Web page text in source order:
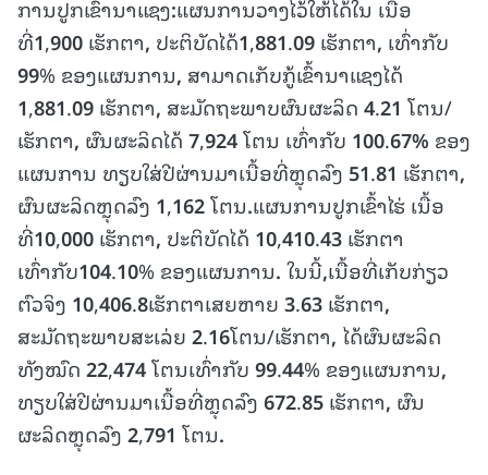
ການປູກເຂົ້ານາແຊງ:ແຜນການວາງໄວ້ໃຫ້ໄດ້ໃນ ເນື້ອ
ທີ່1,900 ເຮັກຕາ, ປະຕິບັດໄດ້1,881.09 ເຮັກຕາ, ເທົ່າກັບ
99% ຂອງແຜນການ, ສາມາດເກັບກູ້ເຂົ້ານາແຊງໄດ້
1,881.09 ເຮັກຕາ, ສະມັດຖະພາບຜົນຜະລິດ 4.21 ໂຕນ/
ເຮັກຕາ, ຜົນຜະລິດໄດ້ 7,924ໂຕນ ເທົ່າກັບ 100.67% ຂອງ
ແຜນການ ທຽບໃສ່ປີຜ່ານມາເນື້ອທີ່ຫຼຸດລົງ 51.81 ເຮັກຕາ,
ຜົນຜະລິດຫຼຸດລົງ 1,162ໂຕນ.ແຜນການປູກເຂົ້າໄຮ່ ເນື້ອ
ທີ່10,000 ເຮັກຕາ, ປະຕິບັດໄດ້ 10,410.43 ເຮັກຕາ
ເທົ່າກັບ104.10% ຂອງແຜນການ. ໃນນີ້,ເນື້ອທີ່ເກັບກ່ຽວ
ຕົວຈິງ 10,406.8ເຮັກຕາເສຍຫາຍ 3.63 ເຮັກຕາ,
ສະມັດຖະພາບສະເລ່ຍ 2.16ໂຕນ/ເຮັກຕາ, ໄດ້ຜົນຜະລິດ
ທັງໝົດ 22,474ໂຕນເທົ່າກັບ 99.44% ຂອງແຜນການ,
ທຽບໃສ່ປີຜ່ານມາເນື້ອທີ່ຫຼຸດລົງ 672.85 ເຮັກຕາ, ຜົນ
ຜະລິດຫຼຸດລົງ 2,791 ໂຕນ.